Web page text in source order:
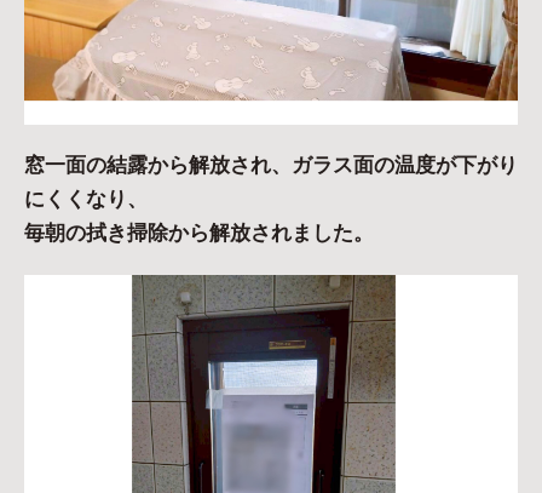
窓一面の結露から解放され、ガラス面の温度が下がり
にくくなり、
毎朝の拭き掃除から解放されました。